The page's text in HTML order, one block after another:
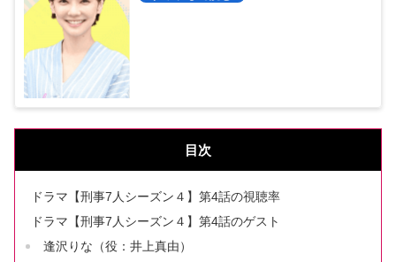
目次
ドラマ【刑事7人シーズン４】第4話の視聴率
ドラマ【刑事7人シーズン４】第4話のゲスト
逢沢りな（役：井上真由）